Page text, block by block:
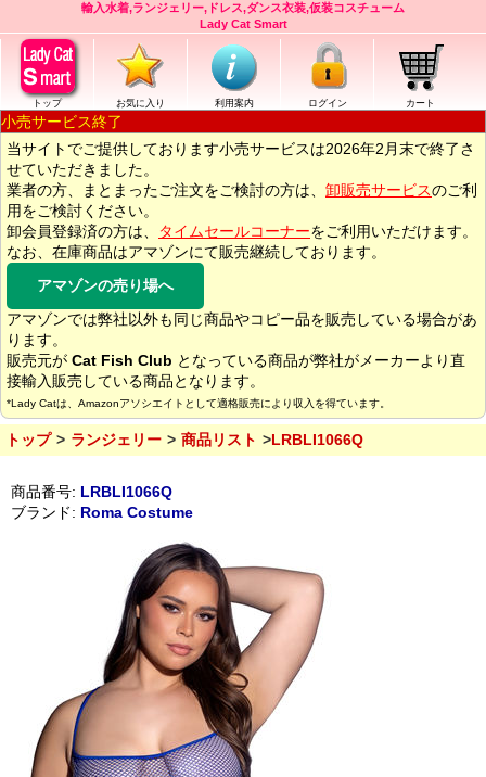
輸入水着,ランジェリー,ドレス,ダンス衣装,仮装コスチューム
Lady Cat Smart
トップ お気に入り 利用案内 ログイン カート
小売サービス終了
当サイトでご提供しております小売サービスは2026年2月末で終了さ
せていただきました。
業者の方、まとまったご注文をご検討の方は、 卸販売サービスのご利
用をご検討ください。
卸会員登録済の方は、
タイムセールコーナーをご利用いただけます。
なお、在庫商品はアマゾンにて販売継続しております。
アマゾンの売り場へ
アマゾンでは弊社以外も同じ商品やコピー品を販売している場合があ
ります。
販売元が Cat Fish Club となっている商品が弊社がメーカーより直
接輸入販売している商品となります。
*Lady Catは、Amazonアソシエイトとして適格販売により収入を得ています。
トップ ランジェリー 商品リスト LRBLI1066Q
商品番号: LRBLI1066Q
ブランド: Roma Costume